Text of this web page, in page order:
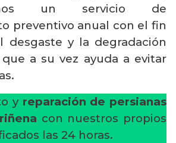
un servicio de
preventivo anual con el fin
desgaste y la degradación
a su vez ayuda a evitar
y reparación de persianas
con nuestros propios
las 24 horas.